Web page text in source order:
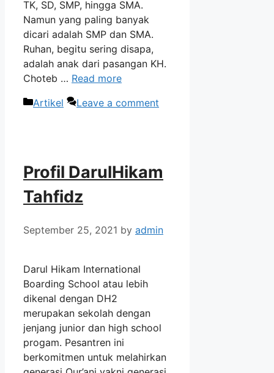
TK, SD, SMP, hingga SMA.
Namun yang paling banyak
dicari adalah SMP dan SMA.
Ruhan, begitu sering disapa,
adalah anak dari pasangan KH.
Choteb … Read more
Categories
Artikel Leave a comment
Profil DarulHikam
Tahfidz
September 25, 2021 by admin
Darul Hikam International
Boarding School atau lebih
dikenal dengan DH2
merupakan sekolah dengan
jenjang junior dan high school
progam. Pesantren ini
berkomitmen untuk melahirkan